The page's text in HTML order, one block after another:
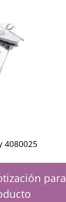
4080025
para